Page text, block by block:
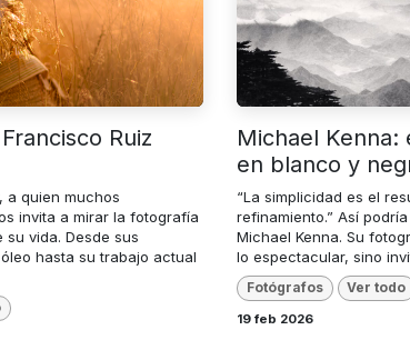
Ruiz
a quien muchos
invita a mirar la fotografía
vida. Desde sus
hasta su trabajo actual
Michael Kenna:
en blanco y
“La simplicidad es el
refinamiento.” Así
Michael Kenna. Su
lo espectacular, sino
Fotógrafos Ver todo
19 feb 2026